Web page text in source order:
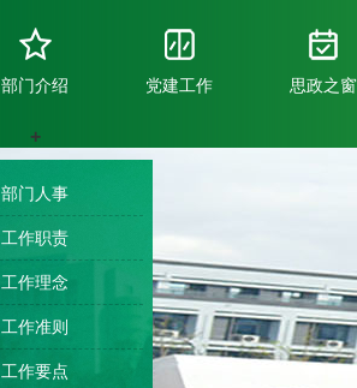
部门介绍
+
部门人事
工作职责
工作理念
工作准则
工作要点
党建工作 思政之窗